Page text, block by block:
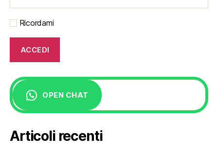
Ricordami
OPEN CHAT
Articoli recenti